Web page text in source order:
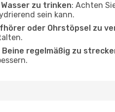
zu trinken: Achten
sein kann.
oder Ohrstöpsel zu
Beine regelmäßig zu